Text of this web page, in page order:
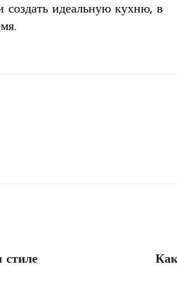
создать идеальную кухню, в